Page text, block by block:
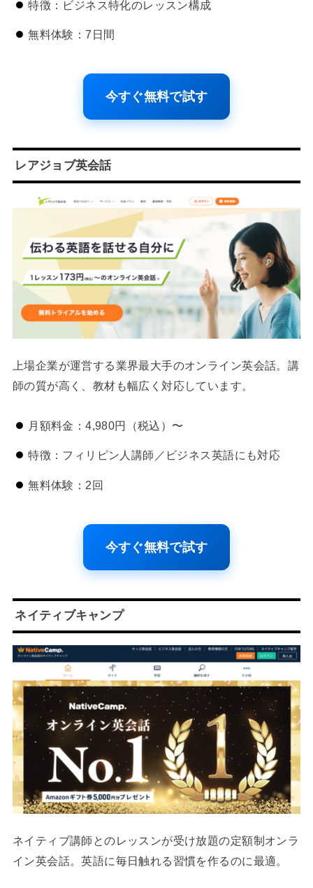
特徴：ビジネス特化のレッスン構成
無料体験：7日間
今すぐ無料で試す
レアジョブ英会話
上場企業が運営する業界最大手のオンライン英会話。講
師の質が高く、教材も幅広く対応しています。
月額料金：4,980円（税込）〜
特徴：フィリピン人講師／ビジネス英語にも対応
無料体験：2回
今すぐ無料で試す
ネイティブキャンプ
ネイティブ講師とのレッスンが受け放題の定額制オンラ
イン英会話。英語に毎日触れる習慣を作るのに最適。